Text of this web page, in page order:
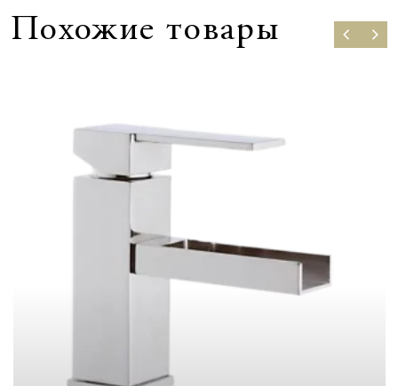
Похожие товары